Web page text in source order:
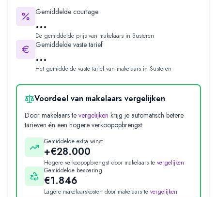
Gemiddelde courtage
...
De gemiddelde prijs van makelaars in Susteren
Gemiddelde vaste tarief
...
Het gemiddelde vaste tarief van makelaars in Susteren
Voordeel van makelaars vergelijken
Door makelaars te vergelijken krijg je automatisch betere
tarieven én een hogere verkoopopbrengst:
Gemiddelde extra winst
+€28.000
Hogere verkoopopbrengst door makelaars te vergelijken
Gemiddelde besparing
€1.846
Lagere makelaarskosten door makelaars te vergelijken